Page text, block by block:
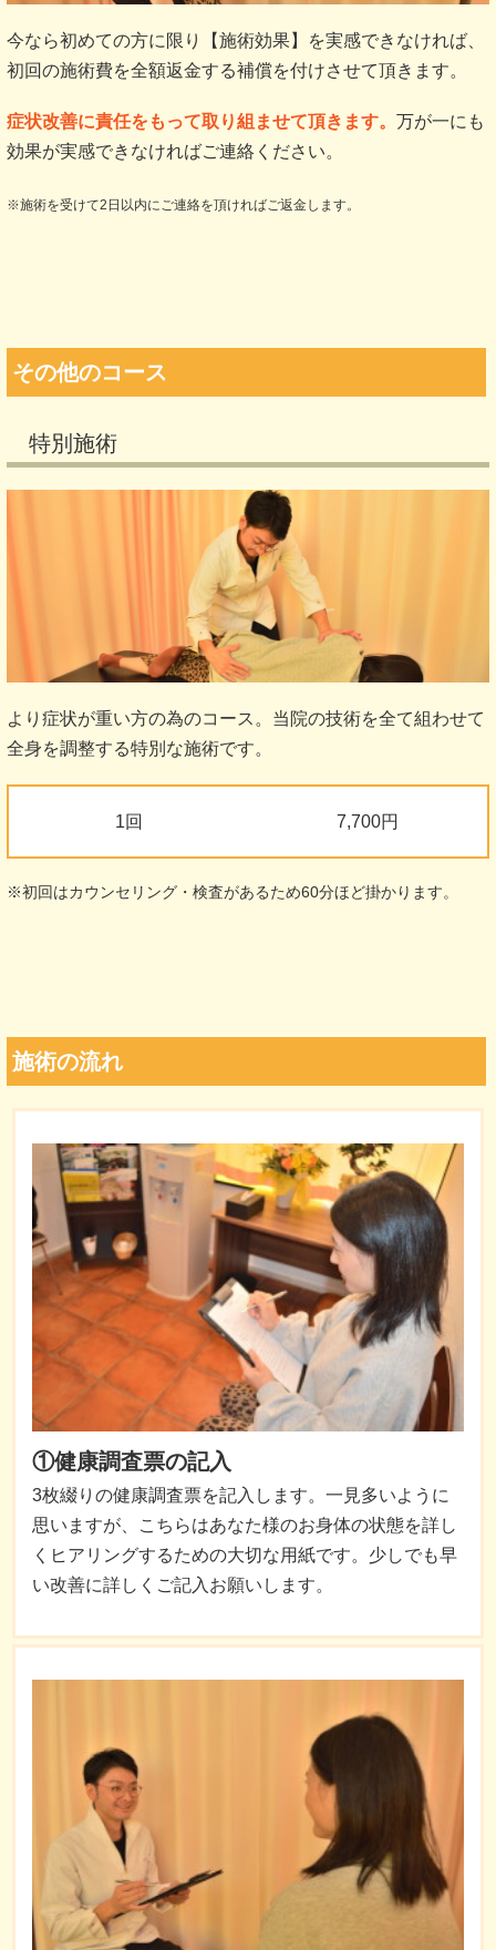
今なら初めての方に限り【施術効果】を実感できなければ、
初回の施術費を全額返金する補償を付けさせて頂きます。
症状改善に責任をもって取り組ませて頂きます。
万が一にも
効果が実感できなければご連絡ください。
※施術を受けて2日以内にご連絡を頂ければご返金します。
その他のコース
特別施術
より症状が重い方の為のコース。当院の技術を全て組わせて
全身を調整する特別な施術です。
1回 7,700円
※初回はカウンセリング・検査があるため60分ほど掛かります。
施術の流れ
①健康調査票の記入
3枚綴りの健康調査票を記入します。一見多いように
思いますが、こちらはあなた様のお身体の状態を詳し
くヒアリングするための大切な用紙です。少しでも早
い改善に詳しくご記入お願いします。